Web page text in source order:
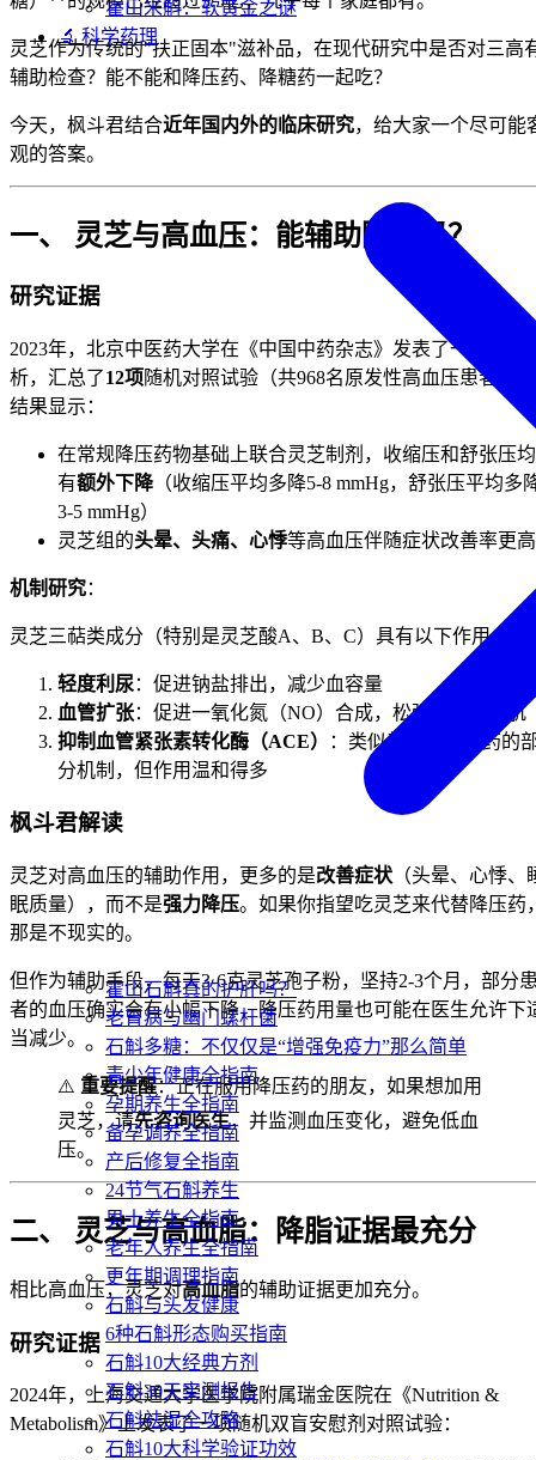
霍山米斛：软黄金之谜
🔬 科学药理
霍山石斛真的护肝吗？
老胃病与幽门螺杆菌
石斛多糖：不仅仅是“增强免疫力”那么简单
青少年健康全指南
孕期养生全指南
备孕调养全指南
产后修复全指南
24节气石斛养生
男士养生全指南
老年人养生全指南
更年期调理指南
石斛与头发健康
6种石斛形态购买指南
石斛10大经典方剂
石斛30天实测报告
石斛祛湿全攻略
石斛10大科学验证功效
灵芝作为传统的"扶正固本"滋补品，在现代研究中是否对三高
辅助检查？能不能和降压药、降糖药一起吃？
今天，枫斗君结合近年国内外的临床研究，给大家一个尽可能
观的答案。
一、 灵芝与高血压：能辅助降压吗？
研究证据
2023年，北京中医药大学在《中国中药杂志》发表了一项Meta
析，汇总了12项随机对照试验（共968名原发性高血压患者），
结果显示：
在常规降压药物基础上联合灵芝制剂，收缩压和舒张压均
有额外下降（收缩压平均多降5-8 mmHg，舒张压平均多
3-5 mmHg）
灵芝组的头晕、头痛、心悸等高血压伴随症状改善率更高
机制研究：
灵芝三萜类成分（特别是灵芝酸A、B、C）具有以下作用：
轻度利尿：促进钠盐排出，减少血容量
血管扩张：促进一氧化氮（NO）合成，松弛血管平滑肌
抑制血管紧张素转化酶（ACE）
：类似普利类降压药的
分机制，但作用温和得多
枫斗君解读
灵芝对高血压的辅助作用，更多的是改善症状 （头晕、心悸、
眠质量），而不是强力降压。如果你指望吃灵芝来代替降压药
那是不现实的。
但作为辅助手段，每天3-6克灵芝孢子粉，坚持2-3个月，部分
者的血压确实会有小幅下降，降压药用量也可能在医生允许下
当减少。
⚠️ 重要提醒：正在服用降压药的朋友，如果想加用
灵芝，请先咨询医生，并监测血压变化，避免低血
压。
二、 灵芝与高血脂：降脂证据最充分
相比高血压，灵芝对高血脂的辅助证据更加充分。
研究证据
2024年，上海交通大学医学院附属瑞金医院在《Nutrition &
Metabolism》上发表了一项随机双盲安慰剂对照试验：